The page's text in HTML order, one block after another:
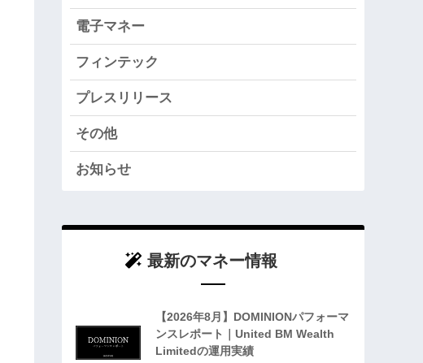
電子マネー
フィンテック
プレスリリース
その他
お知らせ
最新のマネー情報
【2026年8月】DOMINIONパフォーマ
ンスレポート｜United BM Wealth
Limitedの運用実績